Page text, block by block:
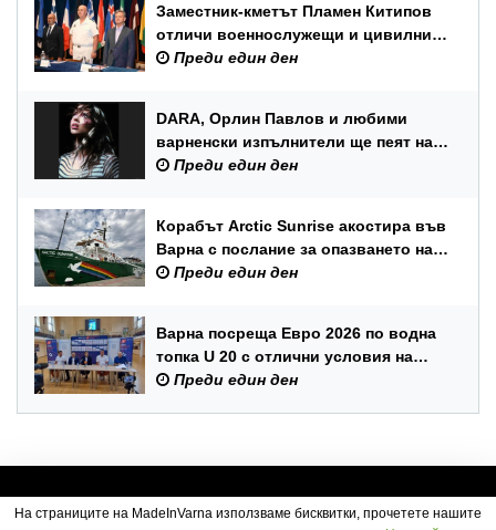
Заместник-кметът Пламен Китипов
отличи военнослужещи и цивилни
служители по повод Празника на
Преди един ден
DARA, Орлин Павлов и любими
варненски изпълнители ще пеят на
празника на Варна
Преди един ден
Корабът Arctic Sunrise акостира във
Варна с послание за опазването на
Черно море
Преди един ден
Варна посреща Евро 2026 по водна
топка U 20 с отлични условия на
състезателните басейни
Преди един ден
На страниците на MadeInVarna използваме бисквитки, прочетете нашите